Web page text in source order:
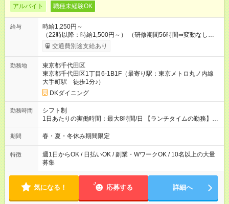
アルバイト 職種未経験OK
給与
時給1,250円～
（22時以降：時給1,500円～） （研修期間56時間⇒変動なし） ■
食事補助あり⇒1食200円 ■友人紹介制度あり⇒1人紹介につき最
大3万円支給！ 【試用期間】試用期間なし
交通費別途支給あり
勤務地
東京都千代田区
東京都千代田区1丁目6-1B1F（最寄り駅：東京メトロ丸ノ内線
大手町駅 徒歩1分♪）
DKダイニング
勤務時間
シフト制
1日あたりの実働時間：最大8時間/日 【ランチタイムの勤務】
10:00～17:00 ※上記時間から1日3時間～・週1日～OK ※勤務時
間の変動の可能性あり ★自由シフト制 週1日勤務～レギュラー
期間 春・夏・冬休み期間限定
特徴
週1日からOK / 日払いOK / 副業・WワークOK / 10名以上の大量
募集
気になる！ 応募する 詳細へ